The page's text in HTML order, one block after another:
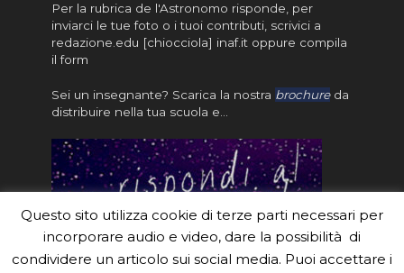
Per la rubrica de l'Astronomo risponde, per
inviarci le tue foto o i tuoi contributi, scrivici a
redazione.edu [chiocciola] inaf.it oppure compila
il form
Sei un insegnante? Scarica la nostra brochureda
distribuire nella tua scuola e…
Questo sito utilizza cookie di terze parti necessari per
incorporare audio e video, dare la possibilità di
condividere un articolo sui social media. Puoi accettare i